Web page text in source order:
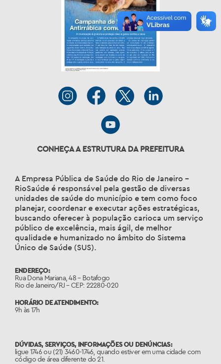
CONHEÇA A ESTRUTURA DA PREFEITURA
A Empresa Pública de Saúde do Rio de Janeiro –
RioSaúde é responsável pela gestão de diversas
unidades de saúde do município e tem como foco
planejar, coordenar e executar ações estratégicas,
buscando oferecer à população carioca um serviço
público de excelência, mais ágil, de melhor
qualidade e humanizado no âmbito do Sistema
Único de Saúde (SUS).
ENDEREÇO:
Rua Dona Mariana, 48 – Botafogo
Rio de Janeiro/RJ – CEP: 22280-020
HORÁRIO DE ATENDIMENTO:
9h às 17h
DÚVIDAS, SERVIÇOS, INFORMAÇÕES OU DENÚNCIAS:
ligue 1746 ou (21) 3460-1746, quando estiver em uma cidade com
código de área diferente do 21.